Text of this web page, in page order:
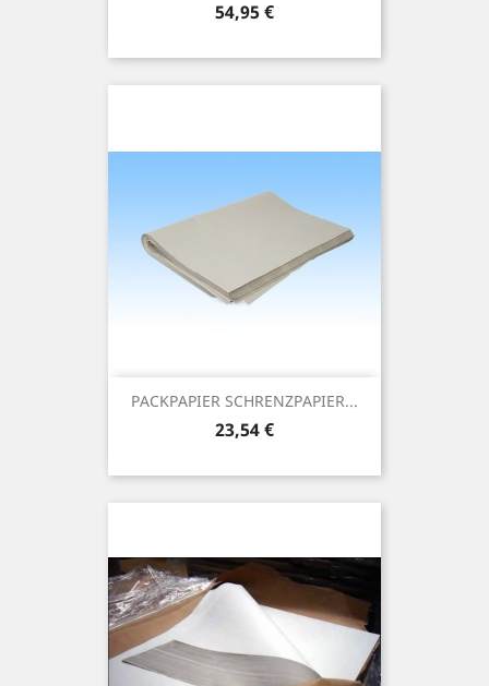
Preis
54,95 €
PACKPAPIER SCHRENZPAPIER...
Preis
23,54 €